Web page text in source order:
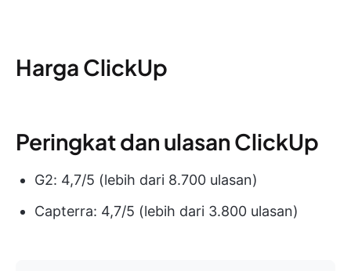
Harga ClickUp
Peringkat dan ulasan ClickUp
G2: 4,7/5 (lebih dari 8.700 ulasan)
Capterra: 4,7/5 (lebih dari 3.800 ulasan)